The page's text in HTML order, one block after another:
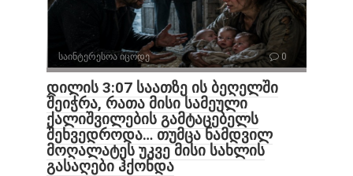
საინტერესოა იცოდე 0
დილის 3:07 საათზე ის ბეღელში
შეიჭრა, რათა მისი სამეული
ქალიშვილების გამტაცებელს
შეხვედროდა… თუმცა ნამდვილ
მოღალატეს უკვე მისი სახლის
გასაღები ჰქონდა